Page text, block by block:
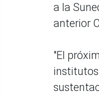
a la
anterior
"El